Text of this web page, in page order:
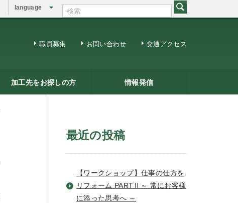
language
職員募集 お問い合わせ 交通アクセス
加工先をお探しの方 情報発信
最近の投稿
【ワークショップ】仕事の仕方を
リフォーム PARTⅡ～ 常にお客様
に添った思考へ ～